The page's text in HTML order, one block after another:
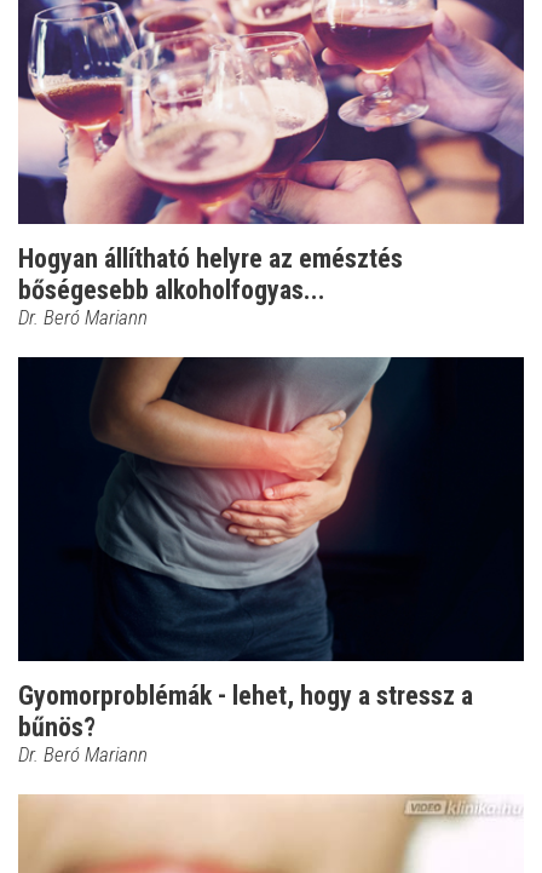
Hogyan állítható helyre az emésztés
bőségesebb alkoholfogyas...
Dr. Beró Mariann
Gyomorproblémák - lehet, hogy a stressz a
bűnös?
Dr. Beró Mariann